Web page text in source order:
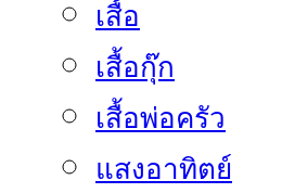
เสื้อ
เสื้อกุ๊ก
เสื้อพ่อครัว
แสงอาทิตย์